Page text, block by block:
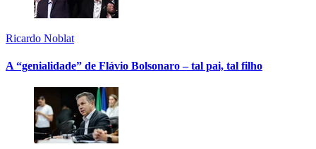
Ricardo Noblat
A “genialidade” de Flávio Bolsonaro – tal pai, tal filho